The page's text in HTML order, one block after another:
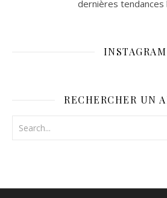
dernières tendances
INSTAGRAM
RECHERCHER UN